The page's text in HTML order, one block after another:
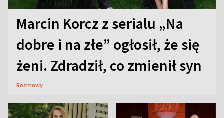
Marcin Korcz z serialu „Na
dobre i na złe” ogłosił, że się
żeni. Zdradził, co zmienił syn
Rozmowy